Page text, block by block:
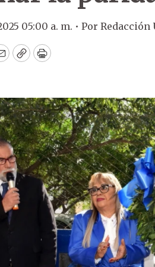
05:00 a. m. • Por Redacción
EmailCopyPrint